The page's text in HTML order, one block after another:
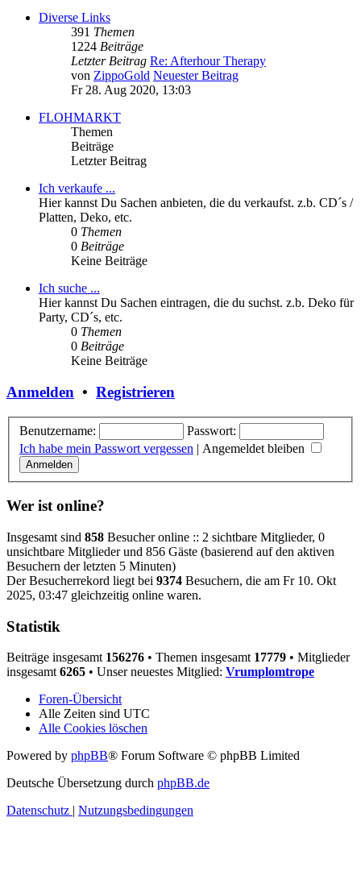
Diverse Links
391 Themen
1224 Beiträge
Letzter Beitrag Re: Afterhour Therapy
von ZippoGold Neuester Beitrag
Fr 28. Aug 2020, 13:03
FLOHMARKT
Themen
Beiträge
Letzter Beitrag
Ich verkaufe ...
Hier kannst Du Sachen anbieten, die du verkaufst. z.b. CD´s /
Platten, Deko, etc.
0 Themen
0 Beiträge
Keine Beiträge
Ich suche ...
Hier kannst Du Sachen eintragen, die du suchst. z.b. Deko für
Party, CD´s, etc.
0 Themen
0 Beiträge
Keine Beiträge
Anmelden • Registrieren
Benutzername:
Passwort:
Ich habe mein Passwort vergessen | Angemeldet bleiben
Wer ist online?
Insgesamt sind 858 Besucher online :: 2 sichtbare Mitglieder, 0
unsichtbare Mitglieder und 856 Gäste (basierend auf den aktiven
Besuchern der letzten 5 Minuten)
Der Besucherrekord liegt bei 9374 Besuchern, die am Fr 10. Okt
2025, 03:47 gleichzeitig online waren.
Statistik
Beiträge insgesamt 156276 • Themen insgesamt 17779 • Mitglieder
insgesamt 6265 • Unser neuestes Mitglied: Vrumplomtrope
Foren-Übersicht
Alle Zeiten sind UTC
Alle Cookies löschen
Powered by phpBB® Forum Software © phpBB Limited
Deutsche Übersetzung durch phpBB.de
Datenschutz | Nutzungsbedingungen